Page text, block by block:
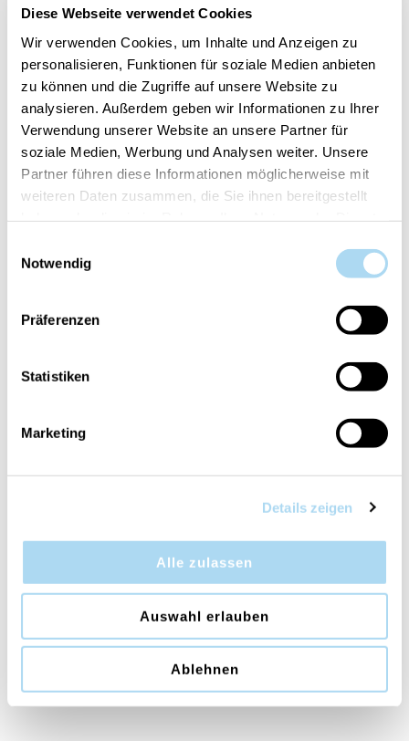
Diese Webseite verwendet Cookies
Wir verwenden Cookies, um Inhalte und Anzeigen zu
personalisieren, Funktionen für soziale Medien anbieten
zu können und die Zugriffe auf unsere Website zu
analysieren. Außerdem geben wir Informationen zu Ihrer
Verwendung unserer Website an unsere Partner für
soziale Medien, Werbung und Analysen weiter. Unsere
Partner führen diese Informationen möglicherweise mit
weiteren Daten zusammen, die Sie ihnen bereitgestellt
Notwendig
Präferenzen
Statistiken
Marketing
Details zeigen
Alle zulassen
Auswahl erlauben
Ablehnen
chaleureuse et mémorable. Plus qu’un simple
parfum, c’est un rituel qui accompagne vos
moments et les rend inoubliables.
LES CLIENTS AYANT ACHETÉ CET
50%
Signature Filled Votive